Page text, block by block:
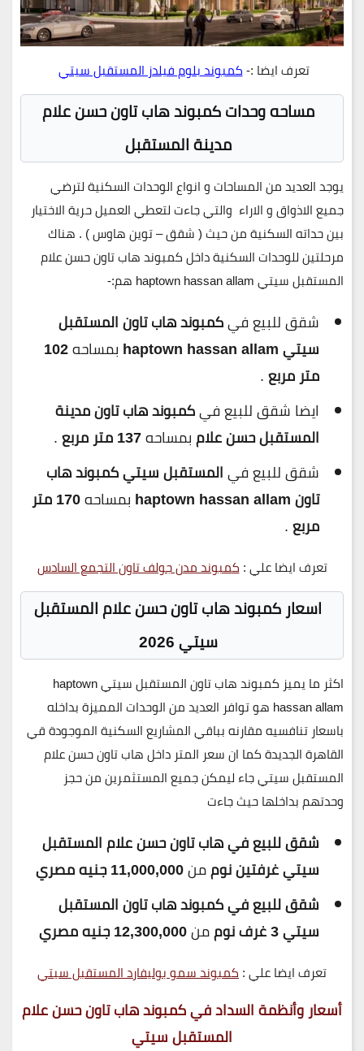
تعرف ايضا :-كمبوند بلوم فيلدز المستقبل سيتي
مساحه وحدات كمبوند هاب تاون حسن علام
مدينة المستقبل
يوجد العديد من المساحات و انواع الوحدات السكنية لترضي
جميع الاذواق و الاراء والتي جاءت لتعطي العميل حرية الاختيار
بين حداته السكنية من حيث ( شقق – توين هاوس ) . هناك
مرحلتين للوحدات السكنية داخل كمبوند هاب تاون حسن علام
المستقبل سيتي
هم:-
شقق للبيع فيكمبوندهاب تاون المستقبل
سيتيhaptown hassan allam بمساحه102
متر مربع.
ايضا شقق للبيع فيكمبوند هاب تاون مدينة
المستقبل حسن علامبمساحه
.
شقق للبيع فيالمستقبل سيتي كمبوند هاب
تاون haptown hassan allam
بمساحه
170 متر
مربع.
تعرف ايضا علي :كمبوند مدن جولف تاون التجمع السادس
اسعار كمبوند هاب تاون حسن علام المستقبل
سيتي 2026
اكثر ما يميز
كمبوند هاب تاون المستقبل سيتي haptown
hassan allam هو توافر العديد من الوحدات المميزة بداخله
باسعار تنافسيه مقارنه بباقي المشاريع السكنية الموجودة قي
القاهرة الجديدة كما ان سعر المتر داخل هاب تاون حسن علام
المستقبل سيتي جاء ليمكن جميع المستثمرين من حجز
وحدتهم بداخلها حيث جاءت
شقق للبيع في هاب تاون حسن علام المستقبل
سيتي غرفتين نوممن11,000,000 جنيه مصري
شقق للبيع في كمبوند هاب تاون المستقبل
سيتي 3 غرف نوم
من12,300,000 جنيه مصري
تعرف ايضا علي :كمبوند سمو بوليفارد المستقبل سيتي
أسعار وأنظمة السداد في كمبوند هاب تاون حسن علام
المستقبل سيتي